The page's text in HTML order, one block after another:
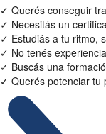
✓ Querés conseguir
✓ Necesitás un
✓ Estudiás a tu ritmo,
✓ No tenés
✓ Buscás una
✓ Querés potenciar tu